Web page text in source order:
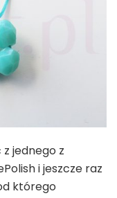
jednego z
i jeszcze raz
którego